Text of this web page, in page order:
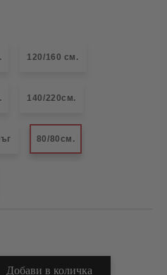
120/160 см.
140/220см.
80/80см.